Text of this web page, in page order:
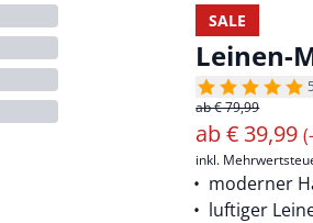
SALE
Leinen-
ab € 79,99
ab€ 39,99
inkl.
moderner
luftiger